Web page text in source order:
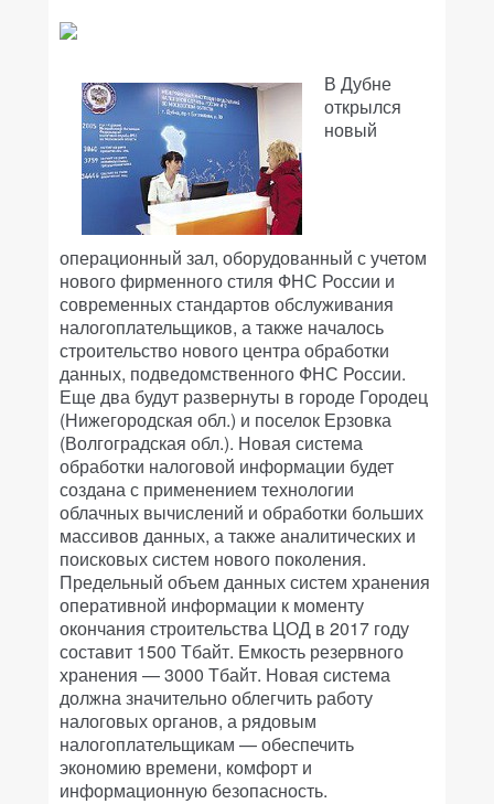
В Дубне
открылся
новый
операционный зал, оборудованный с учетом
нового фирменного стиля ФНС России и
современных стандартов обслуживания
налогоплательщиков, а также началось
строительство нового центра обработки
данных, подведомственного ФНС России.
Еще два будут развернуты в городе Городец
(Нижегородская обл.) и поселок Ерзовка
(Волгоградская обл.). Новая система
обработки налоговой информации будет
создана с применением технологии
облачных вычислений и обработки больших
массивов данных, а также аналитических и
поисковых систем нового поколения.
Предельный объем данных систем хранения
оперативной информации к моменту
окончания строительства ЦОД в 2017 году
составит 1500 Тбайт. Емкость резервного
хранения — 3000 Тбайт. Новая система
должна значительно облегчить работу
налоговых органов, а рядовым
налогоплательщикам — обеспечить
экономию времени, комфорт и
информационную безопасность.